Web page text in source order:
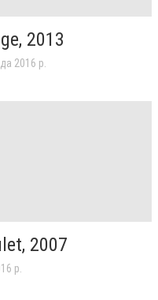
2013
2016 р.
2007
р.